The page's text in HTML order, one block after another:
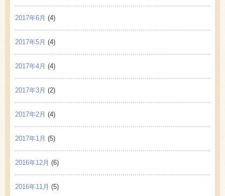
2017年6月 (4)
2017年5月 (4)
2017年4月 (4)
2017年3月 (2)
2017年2月 (4)
2017年1月 (5)
2016年12月 (6)
2016年11月 (5)